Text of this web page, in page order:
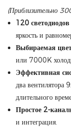
(Приблизительно
120
яркость и
Выбираемая
или 7000K
Эффективная
два вентилятора
длительного
Простое 2-
и интеграция.